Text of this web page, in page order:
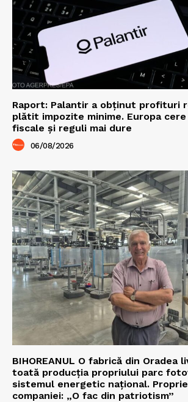
Raport: Palantir a obținut profituri
plătit impozite minime. Europa
fiscale și reguli mai dure
06/08/2026
BIHOREANUL O fabrică din Oradea
toată producția propriului parc
sistemul energetic național.
companiei: „O fac din patriotism”